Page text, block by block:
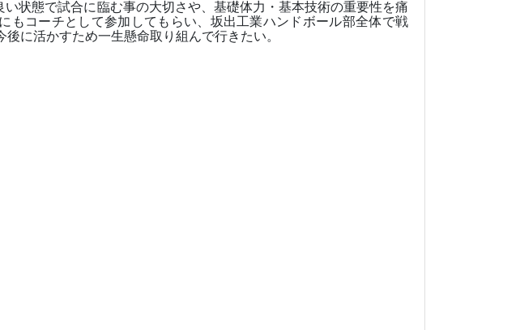
状態で試合に臨む事の大切さや、基礎体力・基本技術の重要性を痛
もコーチとして参加してもらい、坂出工業ハンドボール部全体で戦
に活かすため一生懸命取り組んで行きたい。